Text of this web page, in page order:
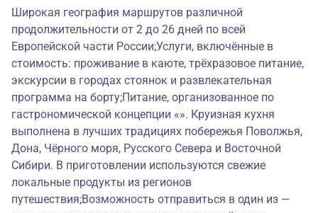
Широкая география маршрутов различной
продолжительности от 2 до 26 дней по всей
Европейской части России;Услуги, включённые в
стоимость: проживание в каюте, трёхразовое питание,
экскурсии в городах стоянок и развлекательная
программа на борту;Питание, организованное по
гастрономической концепции «». Круизная кухня
выполнена в лучших традициях побережья Поволжья,
Дона, Чёрного моря, Русского Севера и Восточной
Сибири. В приготовлении используются свежие
локальные продукты из регионов
путешествия;Возможность отправиться в один из —